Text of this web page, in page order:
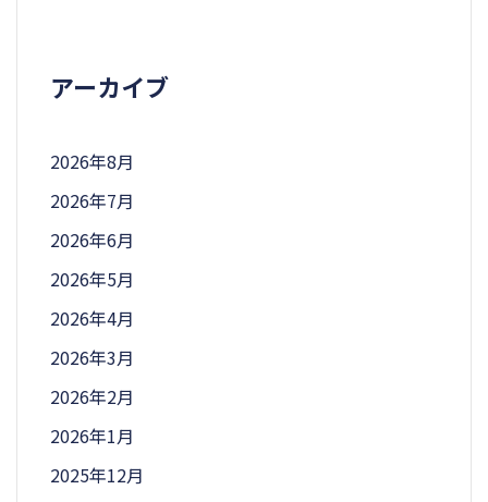
アーカイブ
2026年8月
2026年7月
2026年6月
2026年5月
2026年4月
2026年3月
2026年2月
2026年1月
2025年12月